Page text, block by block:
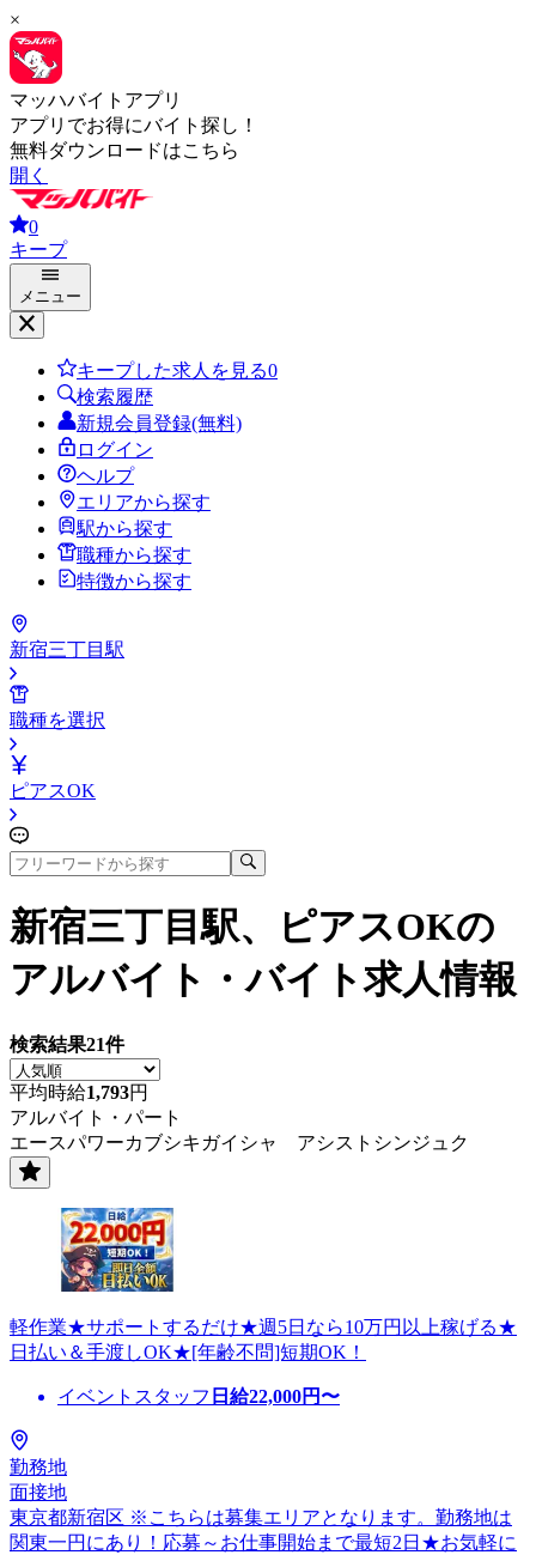
×
マッハバイトアプリ
アプリでお得にバイト探し！
無料ダウンロードはこちら
開く
0
キープ
メニュー
キープした求人を見る0
検索履歴
新規会員登録(無料)
ログイン
ヘルプ
エリアから探す
駅から探す
職種から探す
特徴から探す
新宿三丁目駅
職種を選択
ピアスOK
新宿三丁目駅、ピアスOKの
アルバイト・バイト求人情報
検索結果21件
平均時給1,793円
アルバイト・パート
エースパワーカブシキガイシャ アシストシンジュク
軽作業★サポートするだけ★週5日なら10万円以上稼げる★
日払い＆手渡しOK★[年齢不問]短期OK！
イベントスタッフ 日給22,000円〜
勤務地
面接地
東京都新宿区 ※こちらは募集エリアとなります。勤務地は
関東一円にあり！応募～お仕事開始まで最短2日★お気軽に